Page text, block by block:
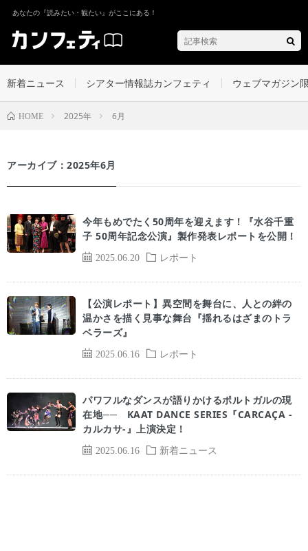
あなたの『読みたい・観たい』がここにある！
新着ニュース シアター情報誌カンフェティ ウェブマガジン
HOME 2025年 6月
アーカイブ：2025年6月
2025.06.20 レポート
今年もめでたく50周年を迎えます！『水谷千重
子 50周年記念公演』製作発表レポートを公開！
2025.06.16 レポート
【公演レポート】異空間を舞台に、人との絆の
温かさを描く見事な舞台『揺れるはざまのトラ
ベラーズ』
2025.06.16 新着ニュース
パワフルなダンスが語りかけるポルトガルの現
在地── KAAT DANCE SERIES『CARCAÇA -
カルカサ-』上演決定！